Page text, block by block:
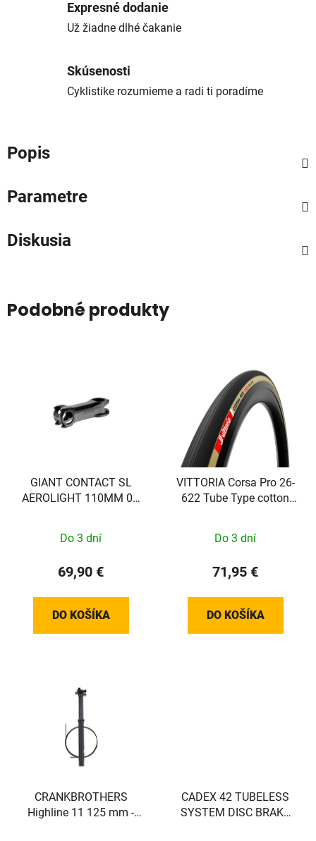
Expresné dodanie
Už žiadne dlhé čakanie
Skúsenosti
Cyklistike rozumieme a radi ti poradíme
Popis
Parametre
Diskusia
Podobné produkty
GIANT CONTACT SL
AEROLIGHT 110MM 0D
Do 3 dní
69,90 €
DO KOŠÍKA
VITTORIA Corsa Pro 26-
622 Tube Type cotton
Do 3 dní
71,95 €
DO KOŠÍKA
CRANKBROTHERS
Highline 11 125 mm -
CADEX 42 TUBELESS
SYSTEM DISC BRAKE